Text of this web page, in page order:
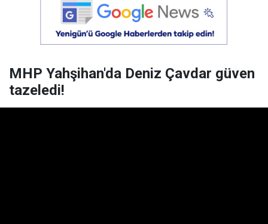
MHP Yahşihan'da Deniz Çavdar güven
tazeledi!